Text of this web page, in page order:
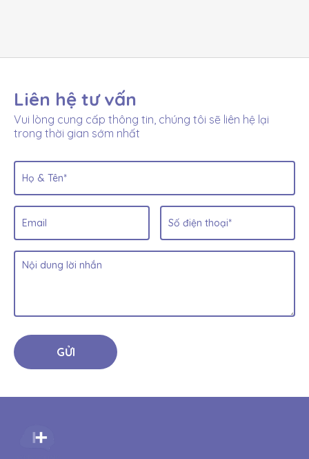
Liên hệ tư vấn
Vui lòng cung cấp thông tin, chúng tôi sẽ liên hệ lại
trong thời gian sớm nhất
GỬI